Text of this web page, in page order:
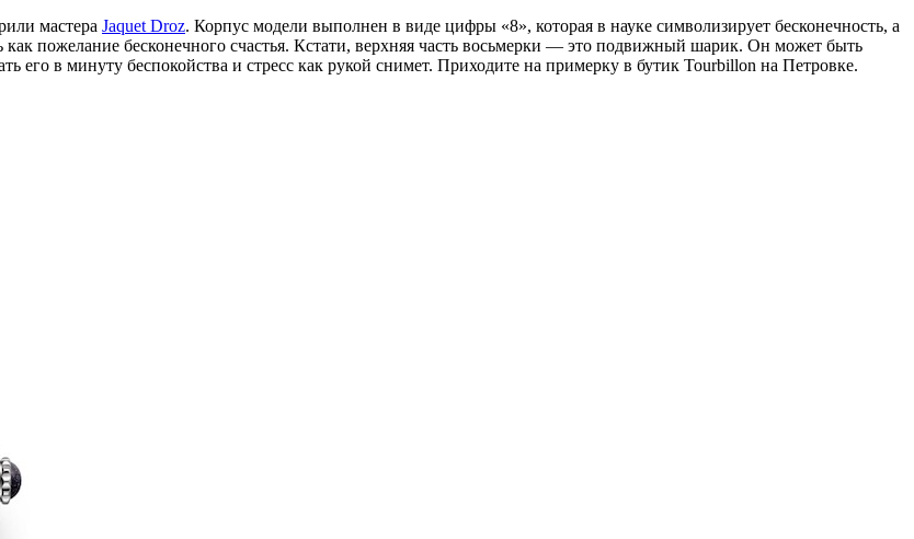
мастера Jaquet Droz. Корпус модели выполнен в виде цифры «8», которая в науке символизирует бесконечность, а
пожелание бесконечного счастья. Кстати, верхняя часть восьмерки — это подвижный шарик. Он может быть
его в минуту беспокойства и стресс как рукой снимет. Приходите на примерку в бутик Tourbillon на Петровке.